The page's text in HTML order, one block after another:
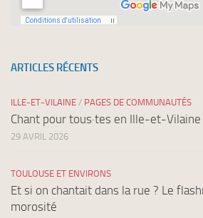
ARTICLES RÉCENTS
ILLE-ET-VILAINE / PAGES DE COMMUNAUTÉS
Chant pour tous·tes en Ille-et-Vilaine
29 AVRIL 2026
TOULOUSE ET ENVIRONS
Et si on chantait dans la rue ? Le
morosité